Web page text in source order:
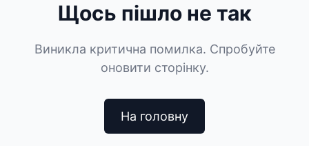
Щось пішло не так
Виникла критична помилка. Спробуйте
оновити сторінку.
На головну